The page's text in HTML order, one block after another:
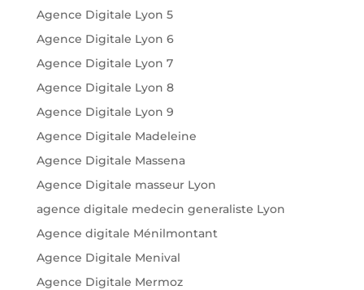
Agence Digitale Lyon 5
Agence Digitale Lyon 6
Agence Digitale Lyon 7
Agence Digitale Lyon 8
Agence Digitale Lyon 9
Agence Digitale Madeleine
Agence Digitale Massena
Agence Digitale masseur Lyon
agence digitale medecin generaliste Lyon
Agence digitale Ménilmontant
Agence Digitale Menival
Agence Digitale Mermoz